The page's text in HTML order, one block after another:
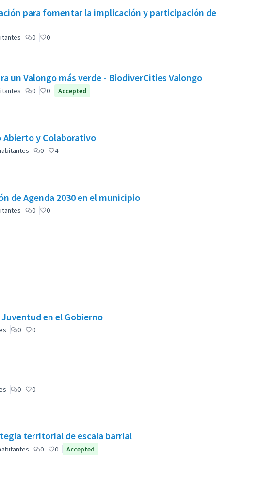
para fomentar la implicación y participación de
0 0
un Valongo más verde - BiodiverCities Valongo
0 0 Accepted
Abierto y Colaborativo
0 4
de Agenda 2030 en el municipio
0 0
en el Gobierno
0 0
0 0
territorial de escala barrial
0 0 Accepted